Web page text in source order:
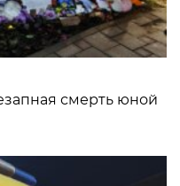
смерть юной